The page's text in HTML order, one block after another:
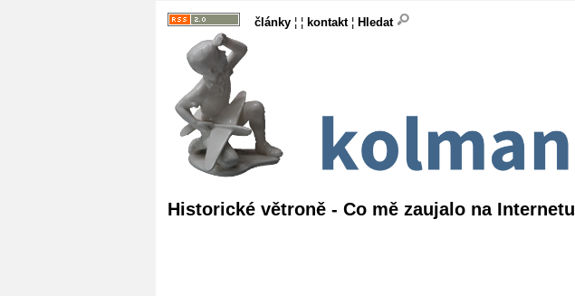
články ¦ ¦ kontakt¦ Hledat
Historické větroně - Co mě zaujalo na Internetu